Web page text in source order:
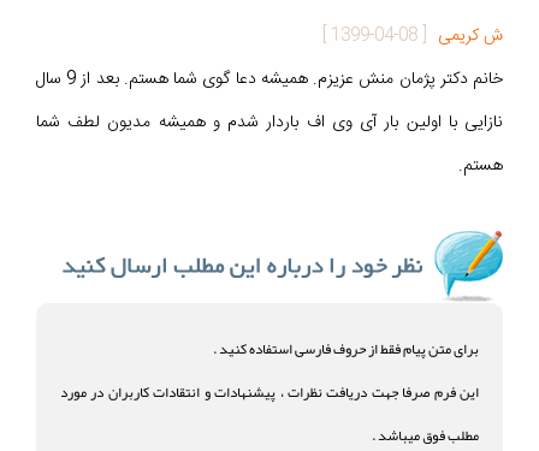
ش کریمی [
1399-04-08
]
خانم دکتر پژمان منش عزیزم. همیشه دعا گوی شما هستم. بعد از 9 سال
نازایی با اولین بار آی وی اف باردار شدم و همیشه مدیون لطف شما
هستم.
برای متن پیام فقط از حروف فارسی استفاده کنید .
این فرم صرفا جهت دریافت نظرات ، پیشنهادات و انتقادات کاربران در مورد
مطلب فوق میباشد .